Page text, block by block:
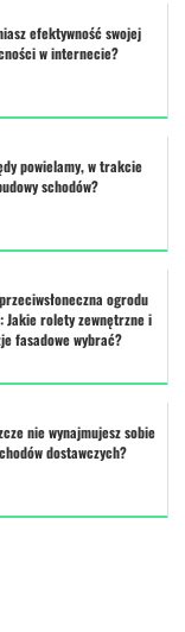
efektywność swojej
w internecie?
powielamy, w trakcie
schodów?
ogrodu
Jakie rolety zewnętrzne i
fasadowe wybrać?
nie wynajmujesz sobie
dostawczych?